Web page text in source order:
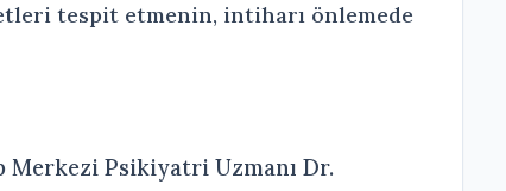
tespit etmenin, intiharı önlemede
Merkezi Psikiyatri Uzmanı Dr.